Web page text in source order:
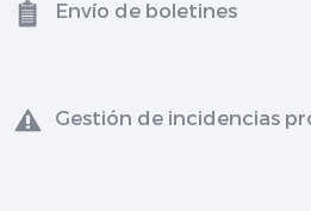
Envío de boletines
Gestión de incidencias